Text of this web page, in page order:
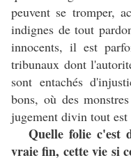
peuvent se tromper,
indignes de tout
innocents, il est
tribunaux dont
sont entachés
bons, où des
jugement divin tout
Quelle folie c'est
vraie fin, cette vie si